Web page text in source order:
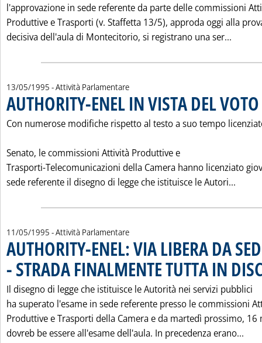
l'approvazione in sede referente da parte delle commissioni
Produttive e Trasporti (v. Staffetta 13/5), approda oggi alla
decisiva dell'aula di Montecitorio, si registrano una ser...
13/05/1995 - Attività Parlamentare
AUTHORITY-ENEL IN VISTA DEL
Con numerose modifiche rispetto al testo a suo tempo
Senato, le commissioni Attività Produttive e
Trasporti-Telecomunicazioni della Camera hanno licenziato
sede referente il disegno di legge che istituisce le Autori...
11/05/1995 - Attività Parlamentare
AUTHORITY-ENEL: VIA LIBERA DA
- STRADA FINALMENTE TUTTA IN
Il disegno di legge che istituisce le Autorità nei servizi pubblici
ha superato l'esame in sede referente presso le commissioni
Produttive e Trasporti della Camera e da martedì prossimo, 16
dovreb be essere all'esame dell'aula. In precedenza erano...